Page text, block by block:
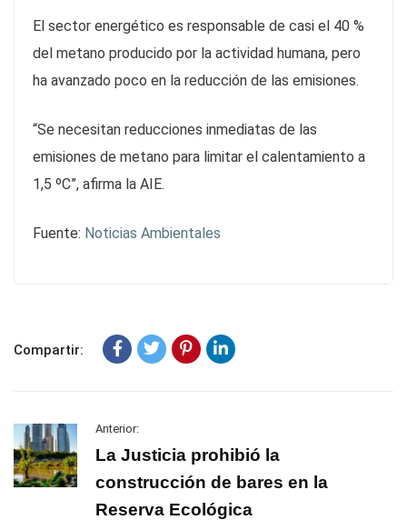
El sector energético es responsable de casi el 40 %
del metano producido por la actividad humana, pero
ha avanzado poco en la reducción de las emisiones.
“Se necesitan reducciones inmediatas de las
emisiones de metano para limitar el calentamiento a
1,5 ºC”, afirma la AIE.
Fuente: Noticias Ambientales
Compartir:
Anterior:
La Justicia prohibió la
construcción de bares en la
Reserva Ecológica